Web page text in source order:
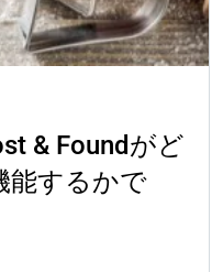
& Foundがど
能するかで